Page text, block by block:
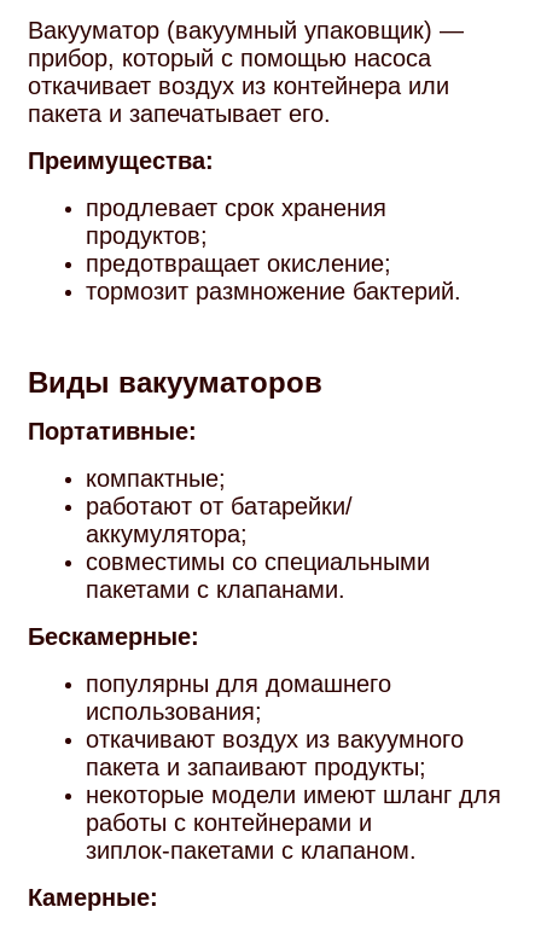
Вакууматор (вакуумный упаковщик) —
прибор, который с помощью насоса
откачивает воздух из контейнера или
пакета и запечатывает его.
Преимущества:
продлевает срок хранения
продуктов;
предотвращает окисление;
тормозит размножение бактерий.
Виды вакууматоров
Портативные:
компактные;
работают от батарейки/
аккумулятора;
совместимы со специальными
пакетами с клапанами.
Бескамерные:
популярны для домашнего
использования;
откачивают воздух из вакуумного
пакета и запаивают продукты;
некоторые модели имеют шланг для
работы с контейнерами и
зиплок‑пакетами с клапаном.
Камерные: